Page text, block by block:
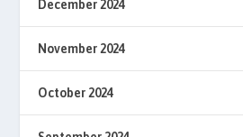
December 2024
November 2024
October 2024